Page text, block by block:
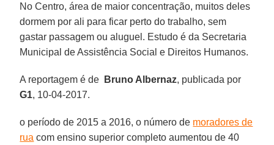
No Centro, área de maior concentração, muitos deles
dormem por ali para ficar perto do trabalho, sem
gastar passagem ou aluguel. Estudo é da Secretaria
Municipal de Assistência Social e Direitos Humanos.
A reportagem é de Bruno Albernaz, publicada por
G1, 10-04-2017.
o período de 2015 a 2016, o número de moradores de
rua com ensino superior completo aumentou de 40